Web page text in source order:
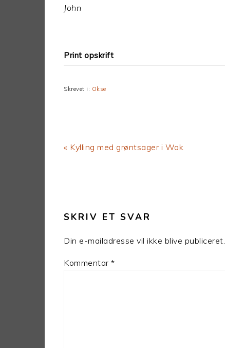
John
Print opskrift
Skrevet i: Okse
Previous
« Kylling med grøntsager i Wok
SKRIV ET SVAR
Din e-mailadresse vil ikke blive publiceret.
Kommentar *